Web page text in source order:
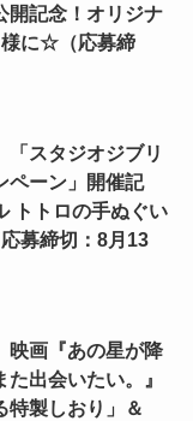
開記念！オリジナ
に☆（応募締
「スタジオジブリ
ペーン」開催記
トトロの手ぬぐい
募締切：8月13
映画『あの星が降
出会いたい。』
特製しおり」＆